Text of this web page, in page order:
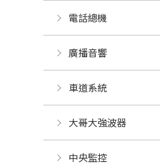
電話總機
廣播音響
車道系統
大哥大強波器
中央監控